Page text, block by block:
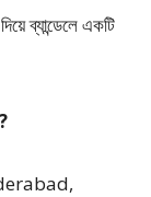
ব্যান্ডেলে একটি